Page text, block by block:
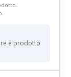
e prodotto